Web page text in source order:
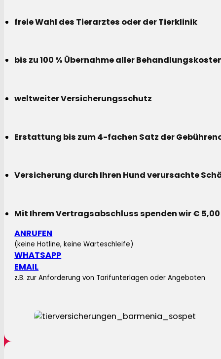
freie Wahl des Tierarztes oder der Tierklinik
bis zu 100 % Übernahme aller
weltweiter Versicherungsschutz
Erstattung bis zum 4-fachen Satz der
Versicherung durch Ihren Hund verursachte
Mit Ihrem Vertragsabschluss spenden wir €
ANRUFEN
(keine Hotline, keine Warteschleife)
WHATSAPP
EMAIL
z.B. zur Anforderung von Tarifunterlagen oder Angeboten